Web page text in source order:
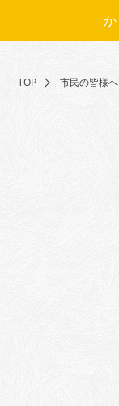
TOP 市民の皆様へ